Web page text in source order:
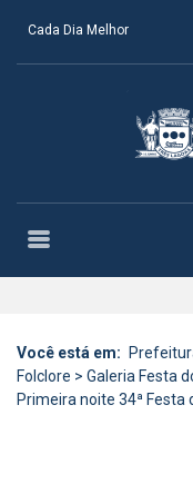
Cada Dia Melhor
Você está em:
Folclore > Galeria Festa
Primeira noite 34ª Festa